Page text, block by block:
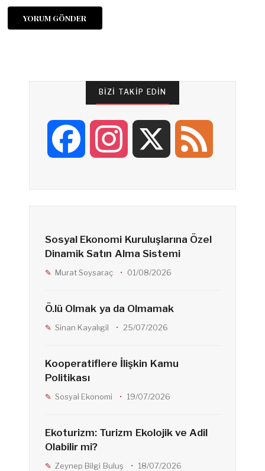
BIZI TAKIP EDIN
e
o
o
t
g
r
Sosyal Ekonomi Kuruluşlarına Özel
Dinamik Satın Alma Sistemi
Murat Soysaraç 01/08/2026
Ö.lü Olmak ya da Olmamak
Sinan Kayalıgil 25/07/2026
Kooperatiflere İlişkin Kamu
Politikası
Sosyal Ekonomi 19/07/2026
Ekoturizm: Turizm Ekolojik ve Adil
Olabilir mi?
Zeynep Bilgi Buluş 18/07/2026